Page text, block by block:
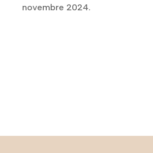
novembre 2024.